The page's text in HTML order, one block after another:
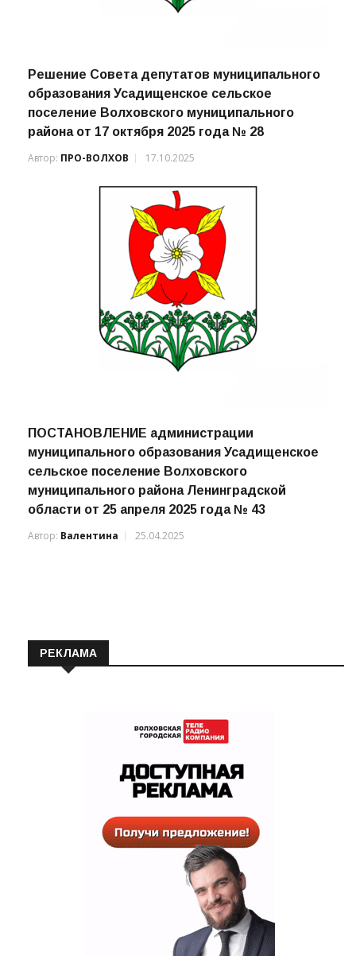
Решение Совета депутатов муниципального
образования Усадищенское сельское
поселение Волховского муниципального
района от 17 октября 2025 года № 28
Автор: ПРО-ВОЛХОВ 17.10.2025
ПОСТАНОВЛЕНИЕ администрации
муниципального образования Усадищенское
сельское поселение Волховского
муниципального района Ленинградской
области от 25 апреля 2025 года № 43
Автор: Валентина 25.04.2025
РЕКЛАМА